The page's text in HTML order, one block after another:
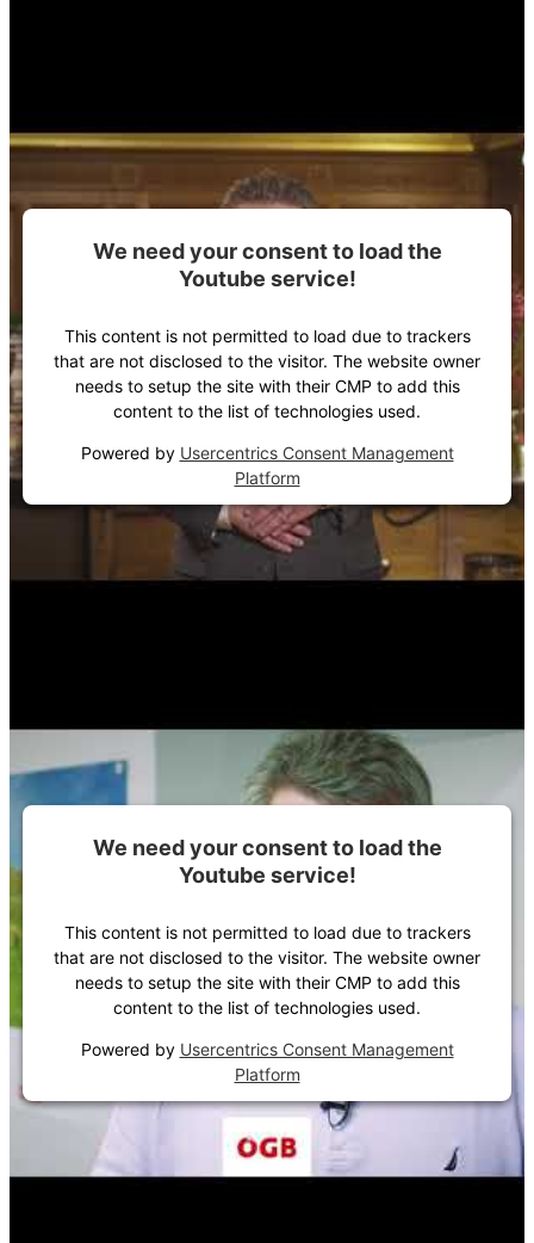
We need your consent to load the
Youtube service!
This content is not permitted to load due to trackers
that are not disclosed to the visitor. The website owner
needs to setup the site with their CMP to add this
content to the list of technologies used.
Powered by Usercentrics Consent Management
Platform
We need your consent to load the
Youtube service!
This content is not permitted to load due to trackers
that are not disclosed to the visitor. The website owner
needs to setup the site with their CMP to add this
content to the list of technologies used.
Powered by Usercentrics Consent Management
Platform